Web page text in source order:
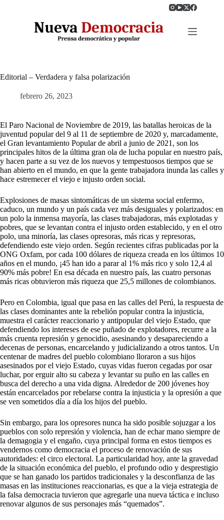
Editorial – Verdadera y falsa polarización
febrero 26, 2023
El Paro Nacional de Noviembre de 2019, las batallas heroicas de la
juventud popular del 9 al 11 de septiembre de 2020 y, marcadamente,
el Gran levantamiento Popular de abril a junio de 2021, son los
principales hitos de la última gran ola de lucha popular en nuestro país,
y hacen parte a su vez de los nuevos y tempestuosos tiempos que se
han abierto en el mundo, en que la gente trabajadora inunda las calles y
hace estremecer el viejo e injusto orden social.
Explosiones de masas sintomáticas de un sistema social enfermo,
caduco, un mundo y un país cada vez más desiguales y polarizados: en
un polo la inmensa mayoría, las clases trabajadoras, más explotadas y
pobres, que se levantan contra el injusto orden establecido, y en el otro
polo, una minoría, las clases opresoras, más ricas y represoras,
defendiendo este viejo orden. Según recientes cifras publicadas por la
ONG Oxfam, por cada 100 dólares de riqueza creada en los últimos 10
años en el mundo, ¡45 han ido a parar al 1% más rico y solo 12,4 al
90% más pobre! En esa década en nuestro país, las cuatro personas
más ricas obtuvieron más riqueza que 25,5 millones de colombianos.
Pero en Colombia, igual que pasa en las calles del Perú, la respuesta de
las clases dominantes ante la rebelión popular contra la injusticia,
muestra el carácter reaccionario y antipopular del viejo Estado, que
defendiendo los intereses de ese puñado de explotadores, recurre a la
más cruenta represión y genocidio, asesinando y desapareciendo a
decenas de personas, encarcelando y judicializando a otros tantos. Un
centenar de madres del pueblo colombiano lloraron a sus hijos
asesinados por el viejo Estado, cuyas vidas fueron cegadas por osar
luchar, por erguir alto su cabeza y levantar su puño en las calles en
busca del derecho a una vida digna. Alrededor de 200 jóvenes hoy
están encarcelados por rebelarse contra la injusticia y la opresión a que
se ven sometidos día a día los hijos del pueblo.
Sin embargo, para los opresores nunca ha sido posible sojuzgar a los
pueblos con solo represión y violencia, han de echar mano siempre de
la demagogia y el engaño, cuya principal forma en estos tiempos es
vendernos como democracia el proceso de renovación de sus
autoridades: el circo electoral. La particularidad hoy, ante la gravedad
de la situación económica del pueblo, el profundo odio y desprestigio
que se han ganado los partidos tradicionales y la desconfianza de las
masas en las instituciones reaccionarias, es que a la vieja estrategia de
la falsa democracia tuvieron que agregarle una nueva táctica e incluso
renovar algunos de sus personajes más “quemados”.